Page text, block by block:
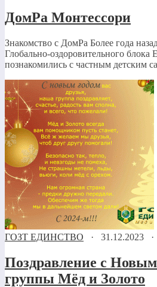
ДомРа Монтессори
Знакомство с ДомРа Более года
Глобально-оздоровительного
познакомились с частным детским
ГОЗТ ЕДИНСТВО · 31.12.2023 ·
Поздравление с Новым
группы Мёд и Золото